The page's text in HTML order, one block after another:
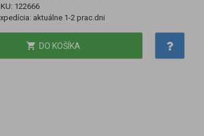
122666
aktuálne 1-2 prac.dni
DO KOŠÍKA